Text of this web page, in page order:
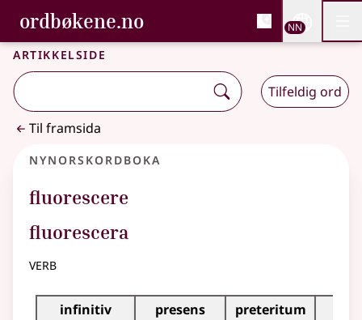
Gå til hovudinnhald
Tilgjenge
ordbøkene.no, Bokmålsordboka og
Bokmålsordboka og Nynorskordboka
NN
Artikkelside
Tilfeldig ord
Til framsida
Nynorskordboka
fluorescere
fluorescera
verb
Bøyningstabell for dette verbet
infinitiv presens preteritum